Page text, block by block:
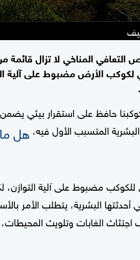
التعافي المناخي لا تزال قائمة
لكوكب الأرض مضبوط على
مليون سنة، كوكبنا حافظ على استقرار
المتسبب الأول فيه، هل
للكوكب مضبوط على آلية
أحدثتها البشرية، يتطلب الأمر
الغابات وتلويث